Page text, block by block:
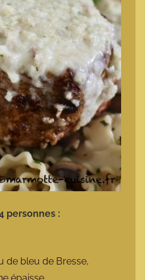
personnes :
de bleu de Bresse,